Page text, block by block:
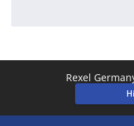
Rexel